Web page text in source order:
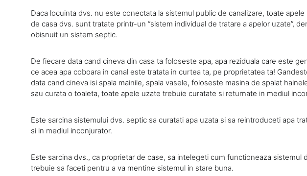
Daca locuinta dvs. nu este conectata la sistemul public de canalizare, toate
de casa dvs. sunt tratate printr-un “sistem individual de tratare a apelor uzate”,
obisnuit un sistem septic.
De fiecare data cand cineva din casa ta foloseste apa, apa reziduala care este
ce acea apa coboara in canal este tratata in curtea ta, pe proprietatea ta!
data cand cineva isi spala mainile, spala vasele, foloseste masina de spalat
sau curata o toaleta, toate apele uzate trebuie curatate si returnate in mediul
Este sarcina sistemului dvs. septic sa curatati apa uzata si sa reintroduceti apa
si in mediul inconjurator.
Este sarcina dvs., ca proprietar de case, sa intelegeti cum functioneaza sistemul
trebuie sa faceti pentru a va mentine sistemul in stare buna.